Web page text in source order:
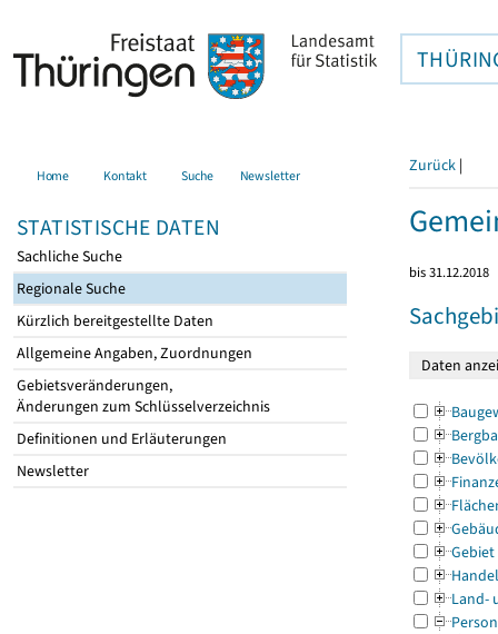
Home Kontakt Suche Newsletter
STATISTISCHE DATEN
Sachliche Suche
Regionale Suche
Kürzlich bereitgestellte Daten
Allgemeine Angaben, Zuordnungen
Gebietsveränderungen,
Änderungen zum Schlüsselverzeichnis
Definitionen und Erläuterungen
Newsletter
Zurück |
bis 31.12.2018
Gebiet
Land-